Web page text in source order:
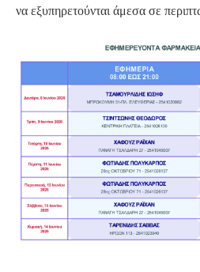
να εξυπηρετούνται άμεσα σε